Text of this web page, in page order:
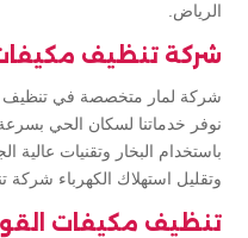
الرياض.
شركة تنظيف
شركة لمار متخصصة في تنظيف
نوفر خدماتنا لسكان الحي
باستخدام البخار وتقنيات
وتقليل استهلاك الكهرباء شركة
تنظيف مكيفات